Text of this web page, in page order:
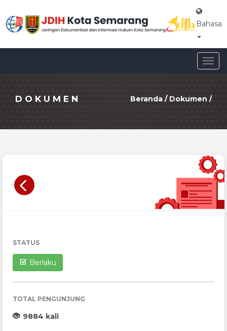
Bahasa
DOKUMEN Beranda / Dokumen /
STATUS
Berlaku
TOTAL PENGUNJUNG
9884 kali